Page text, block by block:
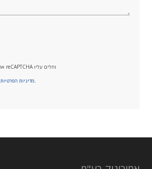
אתר זה מוגן על-ידי שירות reCAPTCHA וחלים עליו
מדיניות הפרטיותשל גוגל.